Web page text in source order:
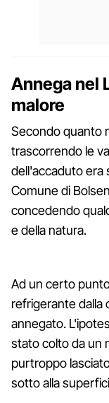
Annega nel
malore
Secondo quanto
trascorrendo le
dell'accaduto era
Comune di
concedendo
e della natura.
Ad un certo
refrigerante dalla
annegato.
stato colto da un
purtroppo
sotto alla